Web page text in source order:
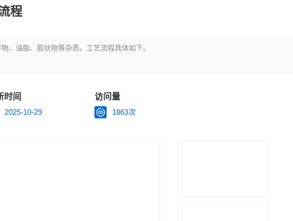
程
、油脂、胶状物等杂质。工艺流程具体如下。
时间
2025-10-29
访问量
1863次